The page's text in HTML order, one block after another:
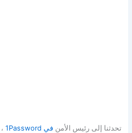
تحدثنا إلى رئيس الأمن في 1Password